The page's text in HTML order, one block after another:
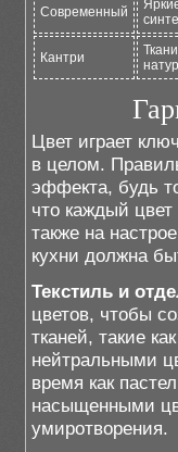
Современный
Кантри
Цвет играет
в целом.
эффекта, будь
что каждый цвет
также на
кухни должна
Текстиль и
цветов, чтобы
тканей, такие
нейтральными
время как
насыщенными
умиротворения.